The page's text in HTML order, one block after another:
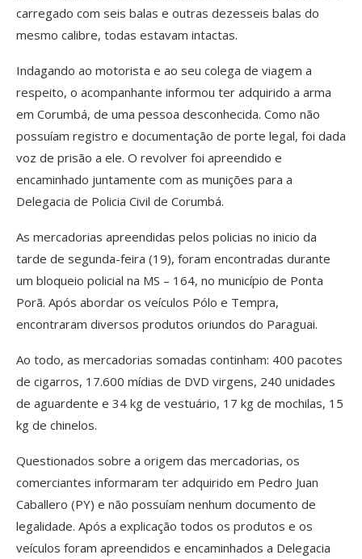
carregado com seis balas e outras dezesseis balas do
mesmo calibre, todas estavam intactas.
Indagando ao motorista e ao seu colega de viagem a
respeito, o acompanhante informou ter adquirido a arma
em Corumbá, de uma pessoa desconhecida. Como não
possuíam registro e documentação de porte legal, foi dada
voz de prisão a ele. O revolver foi apreendido e
encaminhado juntamente com as munições para a
Delegacia de Policia Civil de Corumbá.
As mercadorias apreendidas pelos policias no inicio da
tarde de segunda-feira (19), foram encontradas durante
um bloqueio policial na MS – 164, no município de Ponta
Porã. Após abordar os veículos Pólo e Tempra,
encontraram diversos produtos oriundos do Paraguai.
Ao todo, as mercadorias somadas continham: 400 pacotes
de cigarros, 17.600 mídias de DVD virgens, 240 unidades
de aguardente e 34 kg de vestuário, 17 kg de mochilas, 15
kg de chinelos.
Questionados sobre a origem das mercadorias, os
comerciantes informaram ter adquirido em Pedro Juan
Caballero (PY) e não possuíam nenhum documento de
legalidade. Após a explicação todos os produtos e os
veículos foram apreendidos e encaminhados a Delegacia